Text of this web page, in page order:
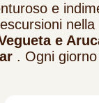
e
nella
e
. Ogni giorno